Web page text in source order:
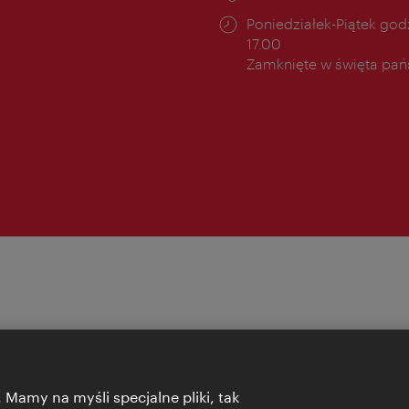
Godziny
otwarcia:
Poniedziałek-Piątek
17.00
Zamknięte w święta
na myśli specjalne pliki, tak